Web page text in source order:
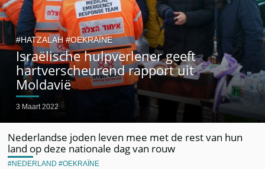
Israëlische hulpverlener geeft
hartverscheurend rapport uit
Moldavië
3 Maart 2022
HATZALAH OEKRAÏNE
Nederlandse joden leven mee met de rest van hun
land op deze nationale dag van rouw
NEDERLAND OEKRAÏNE